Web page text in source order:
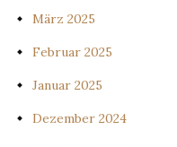
März 2025
Februar 2025
Januar 2025
Dezember 2024